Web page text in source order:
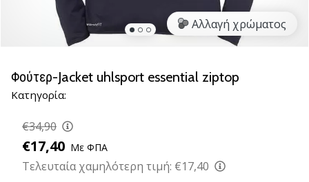
του
βόλεϊ
όπως
Ελάτε
μαζί
ως
Αλλαγή χρώματος
Φούτερ-Jacket uhlsport essential ziptop
Κατηγορία:
€34,90
€17,40 Με ΦΠΑ
Τελευταία χαμηλότερη τιμή: €17,40